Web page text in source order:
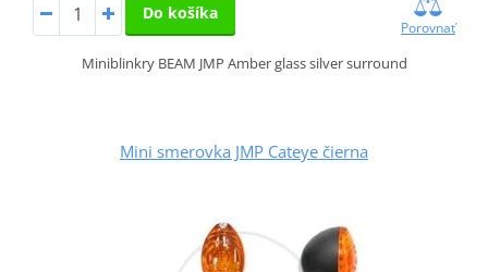
Do košíka
Porovnať
Miniblinkry BEAM JMP Amber glass silver surround
Mini smerovka JMP Cateye čierna